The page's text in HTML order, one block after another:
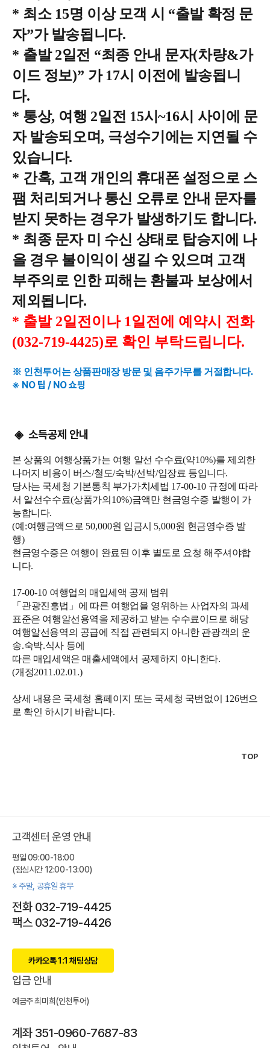
* 최소 15명 이상 모객 시 “출발 확정 문
자”가 발송됩니다.
* 출발2일전 “최종 안내 문자(차량&가
이드 정보)” 가 17시 이전에 발송됩니
다.
* 통상, 여행 2일전 15시~16시 사이에 문
자 발송되오며, 극성수기에는 지연될 수
있습니다.
* 간혹, 고객 개인의 휴대폰 설정으로 스
팸 처리되거나 통신 오류로 안내 문자를
받지 못하는 경우가 발생하기도 합니다.
* 최종 문자 미 수신 상태로 탑승지에 나
올 경우 불이익이 생길 수 있으며 고객
부주의로 인한 피해는 환불과 보상에서
제외됩니다.
* 출발 2일전이나 1일전에 예약시 전화
(032-719-4425)로 확인 부탁드립니다.
※ 인천투어는 상품판매장 방문 및 음주가무를 거절합니다.
※ NO 팁 / NO 쇼핑
◈소득공제 안내
본 상품의 여행상품가는 여행 알선 수수료(약10%)를 제외한
나머지 비용이 버스/철도/숙박/선박/입장료 등입니다.
당사는 국세청 기본통칙 부가가치세법 17-00-10 규정에 따라
서 알선수수료(상품가의 10%)금액만 현금영수증 발행이 가
능합니다.
(예 :여행금액으로 50,000원 입금시 5,000원 현금영수증 발
행)
현금영수증은 여행이 완료된 이후 별도로 요청 해주셔야합
니다.
17-00-10 여행업의 매입세액 공제 범위
「 관광진흥법 」 에 따른 여행업을 영위하는 사업자의 과세
표준은 여행알선용역을 제공하고 받는 수수료이므로 해당
여행알선용역의 공급에 직접 관련되지 아니한 관광객의 운
송.숙박.식사 등에
따른 매입세액은 매출세액에서 공제하지 아니한다.
(개정2011.02.01.)
상세 내용은 국세청 홈페이지 또는 국세청 국번없이 126번으
로 확인 하시기 바랍니다.
TOP
고객센터 운영 안내
평일 09:00-18:00
(점심시간 12:00-13:00)
※ 주말, 공휴일 휴무
전화 032-719-4425
팩스 032-719-4426
카카오톡 1:1 채팅상담
입금 안내
예금주 최미희(인천투어)
계좌 351-0960-7687-83